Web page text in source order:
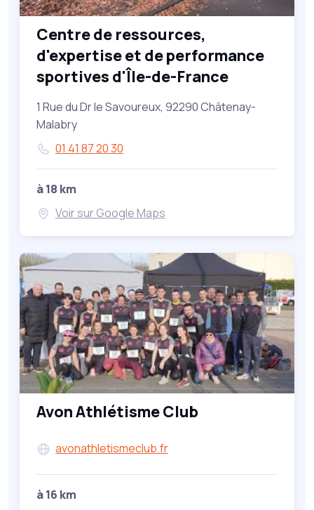
Centre de ressources,
d'expertise et de performance
sportives d'Île-de-France
1 Rue du Dr le Savoureux, 92290 Châtenay-
Malabry
01 41 87 20 30
à 18 km
Voir sur Google Maps
Avon Athlétisme Club
avonathletismeclub.fr
à 16 km